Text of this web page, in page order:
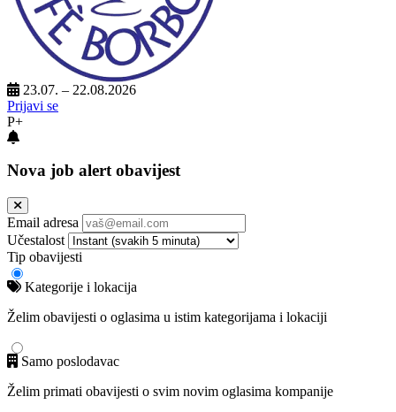
23.07. – 22.08.2026
Prijavi se
P+
Nova job alert obavijest
Email adresa
Učestalost
Tip obavijesti
Kategorije i lokacija
Želim obavijesti o oglasima u istim kategorijama i lokaciji
Samo poslodavac
Želim primati obavijesti o svim novim oglasima kompanije